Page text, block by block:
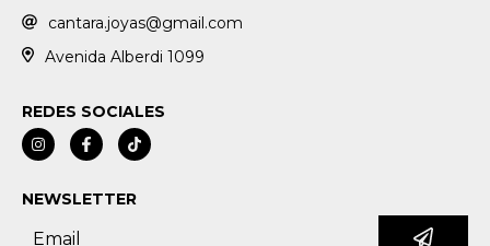
cantara.joyas@gmail.com
Avenida Alberdi 1099
REDES SOCIALES
NEWSLETTER